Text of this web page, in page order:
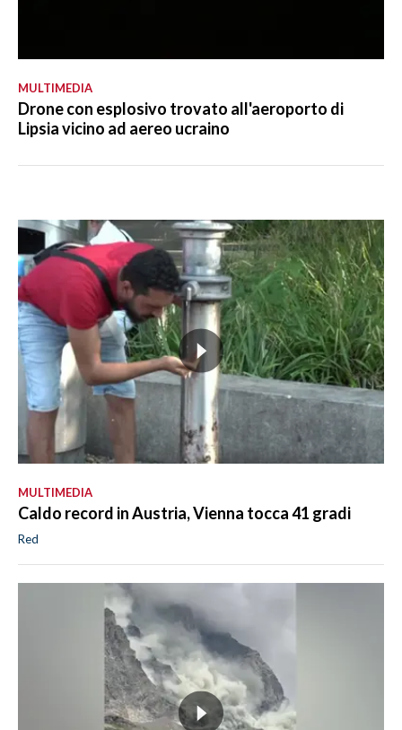
MULTIMEDIA
Drone con esplosivo trovato all'aeroporto di
Lipsia vicino ad aereo ucraino
MULTIMEDIA
Caldo record in Austria, Vienna tocca 41 gradi
Red